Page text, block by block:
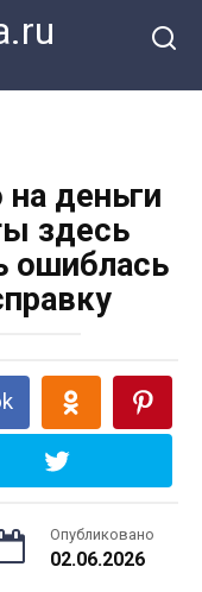
деньги
здесь
ошиблась
Опубликовано
02.06.2026